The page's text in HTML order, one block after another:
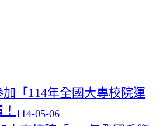
「114年全國大專校院運
114-05-06